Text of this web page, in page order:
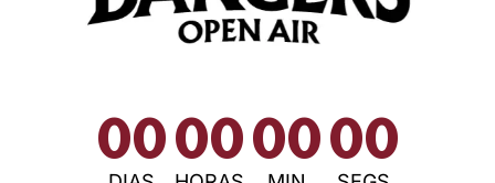
00 00 00 00